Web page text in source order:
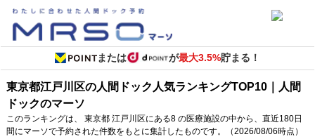
または が最大3.5%貯まる！
東京都江戸川区の人間ドック 人気ランキングTOP10｜人間
ドックのマーソ
このランキングは、 東京都 江戸川区にある8 の医療施設の中から、直近180日
間にマーソで予約された件数をもとに集計したものです。（2026/08/06時点）